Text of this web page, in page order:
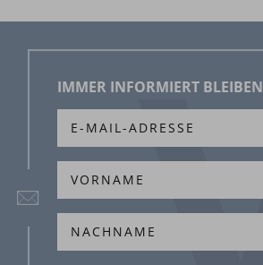
IMMER INFORMIERT BLEIBEN